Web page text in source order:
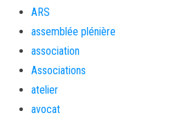
ARS
assemblée plénière
association
Associations
atelier
avocat